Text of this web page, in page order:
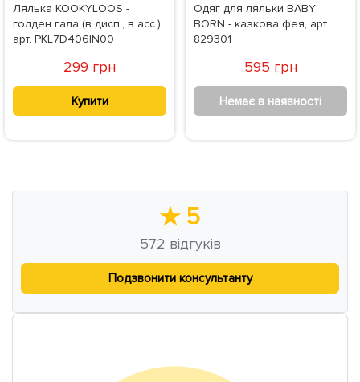
Лялька KOOKYLOOS -
голден гала (в дисп., в асс.),
арт. PKL7D406IN00
299 грн
Купити
Одяг для ляльки BABY
BORN - казкова фея, арт.
829301
595 грн
Немає в наявності
★ 5
572 відгуків
Подзвонити консультанту